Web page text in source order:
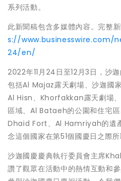
系列活動。
此新聞稿包含多媒體內容。完整
s://www.businesswire.com/
24/en/
2022年11月24日至12月3日，沙
包括Al Majaz露天劇場、沙迦國
Al Hisn、Khorfakkan露天劇場
區域、Al Bataeh的公園和住宅
Dhaid Fort、Al Hamriyah的遺
念這個國家在第51個國慶日之際所
沙迦國慶慶典執行委員會主席
讚了觀眾在活動中的熱情互動和